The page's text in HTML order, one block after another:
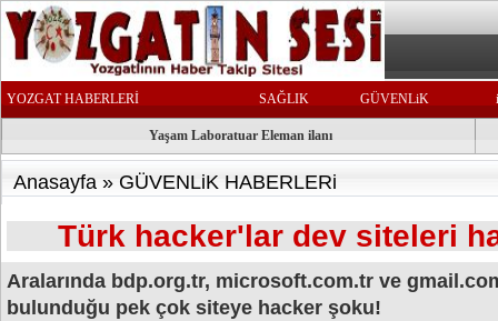
YOZGAT HABERLERİ SAĞLIK GÜVENLiK
Yaşam Laboratuar Eleman ilanı
Anasayfa » GÜVENLiK HABERLERi
Türk hacker'lar dev siteleri
Aralarında bdp.org.tr, microsoft.com.tr ve
bulunduğu pek çok siteye hacker şoku!